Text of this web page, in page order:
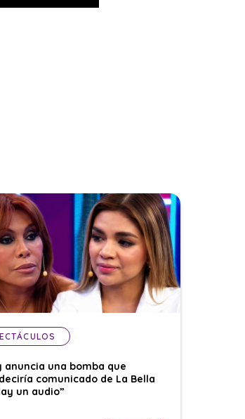
anuncia una bomba que
comunicado de La Bella
un audio”